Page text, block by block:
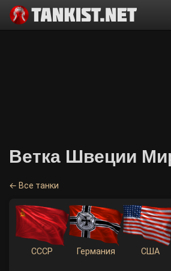
Ветка Швеции
← Все танки
СССР Германия США